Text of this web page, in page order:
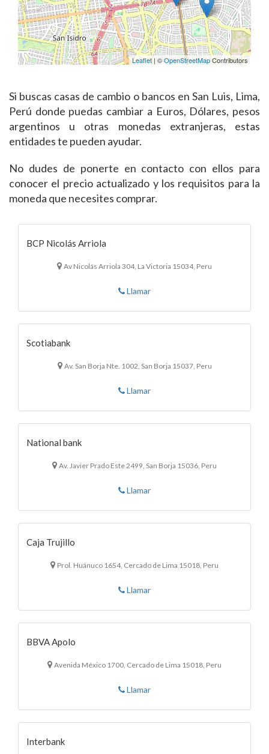
Leaflet| ©OpenStreetMapContributors
Si buscas casas de cambio o bancos en San Luis, Lima,
Perú donde puedas cambiar a Euros, Dólares, pesos
argentinos u otras monedas extranjeras, estas
entidades te pueden ayudar.
No dudes de ponerte en contacto con ellos para
conocer el precio actualizado y los requisitos para la
moneda que necesites comprar.
BCP Nicolás Arriola
Av Nicolás Arriola 304, La Victoria 15034, Peru
Llamar
Scotiabank
Av. San Borja Nte. 1002, San Borja 15037, Peru
Llamar
National bank
Av. Javier Prado Este 2499, San Borja 15036, Peru
Llamar
Caja Trujillo
Prol. Huánuco 1654, Cercado de Lima 15018, Peru
Llamar
BBVA Apolo
Avenida México 1700, Cercado de Lima 15018, Peru
Llamar
Interbank